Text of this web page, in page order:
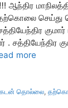
தற்கொலை
குமார்
சத்தியேந்திர
more
கடன் தொல்லை,